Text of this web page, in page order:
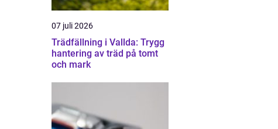
07 juli 2026
Trädfällning i Vallda: Trygg
hantering av träd på tomt
och mark